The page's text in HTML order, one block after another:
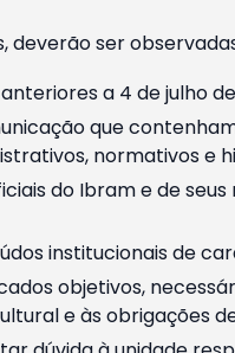
deverão ser
a 4 de julho
que
normativos e
do Ibram e de
institucionais de
objetivos,
e às obrigações